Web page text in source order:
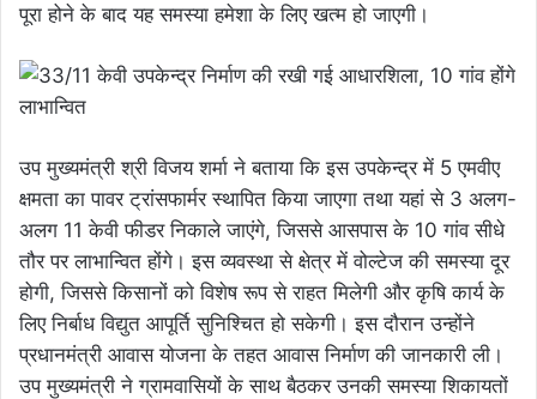
पूरा होने के बाद यह समस्या हमेशा के लिए खत्म हो जाएगी।
उप मुख्यमंत्री श्री विजय शर्मा ने बताया कि इस उपकेन्द्र में 5 एमवीए
क्षमता का पावर ट्रांसफार्मर स्थापित किया जाएगा तथा यहां से 3 अलग-
अलग 11 केवी फीडर निकाले जाएंगे, जिससे आसपास के 10 गांव सीधे
तौर पर लाभान्वित होंगे। इस व्यवस्था से क्षेत्र में वोल्टेज की समस्या दूर
होगी, जिससे किसानों को विशेष रूप से राहत मिलेगी और कृषि कार्य के
लिए निर्बाध विद्युत आपूर्ति सुनिश्चित हो सकेगी। इस दौरान उन्होंने
प्रधानमंत्री आवास योजना के तहत आवास निर्माण की जानकारी ली।
उप मुख्यमंत्री ने ग्रामवासियों के साथ बैठकर उनकी समस्या शिकायतों